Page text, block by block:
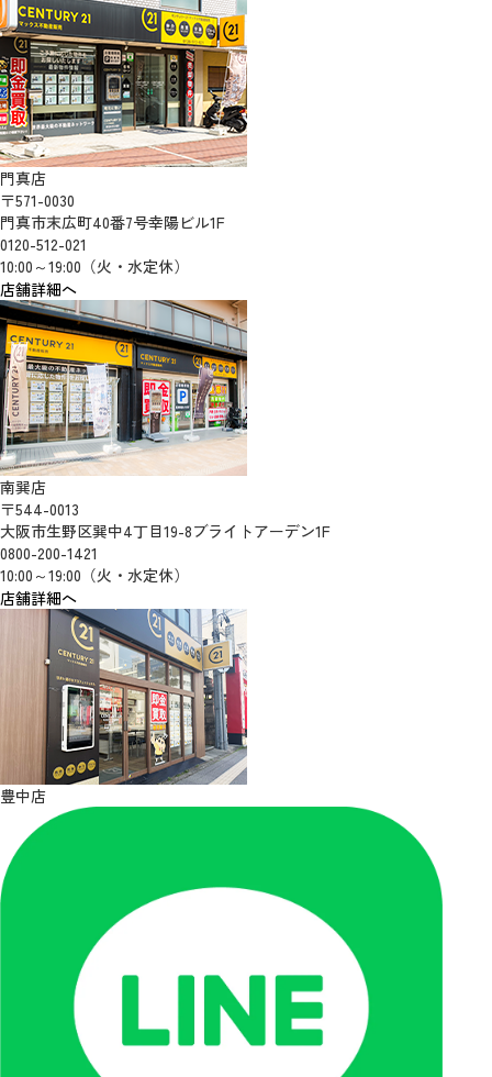
門真店
〒571-0030
門真市末広町40番7号幸陽ビル1F
0120-512-021
10:00～19:00（火・水定休）
店舗詳細へ
南巽店
〒544-0013
大阪市生野区巽中4丁目19-8ブライトアーデン1F
0800-200-1421
10:00～19:00（火・水定休）
店舗詳細へ
豊中店